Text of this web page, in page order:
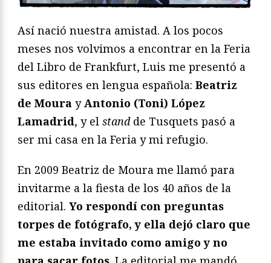
Así nació nuestra amistad. A los pocos
meses nos volvimos a encontrar en la Feria
del Libro de Frankfurt, Luis me presentó a
sus editores en lengua española: Beatriz
de Moura yAntonio (Toni) López
Lamadrid, y el standde Tusquets pasó a
ser mi casa en la Feria y mi refugio.
En 2009 Beatriz de Moura me llamó para
invitarme a la fiesta de los 40 años de la
editorial. Yo respondí con preguntas
torpes de fotógrafo, y ella dejó claro que
me estaba invitado como amigo y no